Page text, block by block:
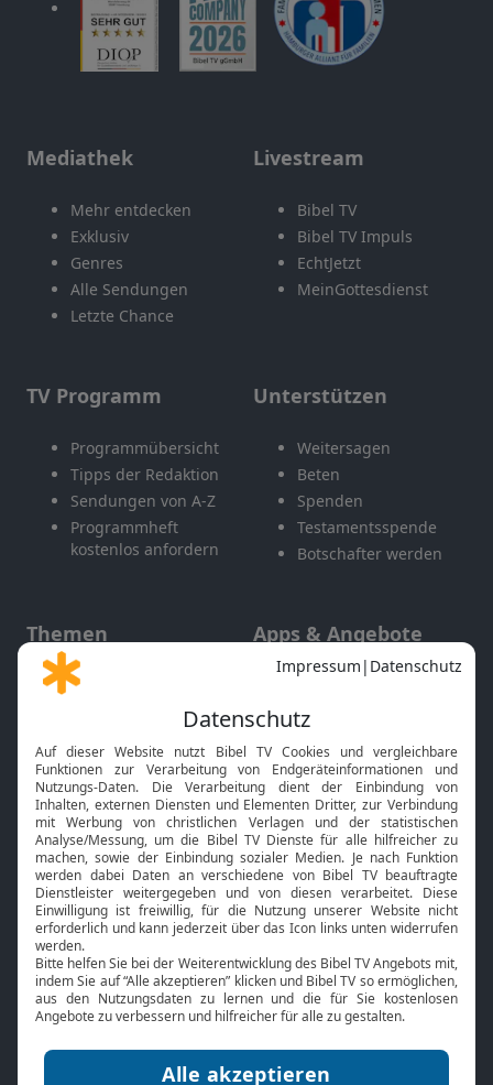
Mediathek
Mehr entdecken
Exklusiv
Genres
Alle Sendungen
Letzte Chance
Livestream
Bibel TV
Bibel TV Impuls
EchtJetzt
MeinGottesdienst
TV Programm
Programmübersicht
Tipps der Redaktion
Sendungen von A-Z
Programmheft
kostenlos anfordern
Unterstützen
Weitersagen
Beten
Spenden
Testamentsspende
Botschafter werden
Themen
Gott und Bibel erklärt
Neuigkeiten
Apps & Angebote
Mobile App
Smart TV
HbbTV
Bibelthek Online-Bibel
Nächster Gottesdienst
Bibel TV
Über uns
Jobs
Mediadaten
Service
Kontakt
TV-Empfang